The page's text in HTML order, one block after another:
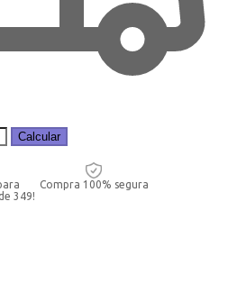
Calcular
349!
Compra 100% segura